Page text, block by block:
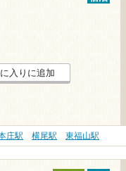
入りに追加
庄駅 横尾駅 東福山駅